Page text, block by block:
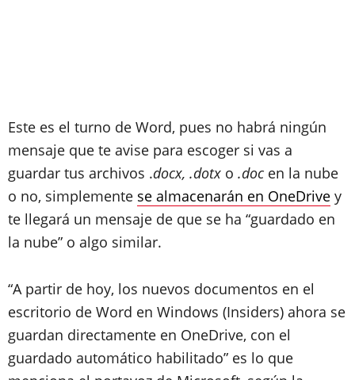
Este es el turno de Word, pues no habrá ningún
mensaje que te avise para escoger si vas a
guardar tus archivos .docx, .dotx o .doc en la nube
o no, simplemente se almacenarán en OneDrive y
te llegará un mensaje de que se ha “guardado en
la nube” o algo similar.
“A partir de hoy, los nuevos documentos en el
escritorio de Word en Windows (Insiders) ahora se
guardan directamente en OneDrive, con el
guardado automático habilitado” es lo que